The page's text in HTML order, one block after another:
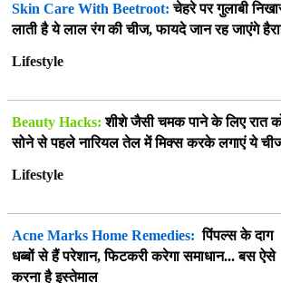
Skin Care With Beetroot: चेहरे पर गुलाबी
लाती है ये लाल रंग की चीज, फायदे जान रह जाएंगे
Lifestyle
Beauty Hacks: शीशे जैसी चमक पाने के लिए रात
सोने से पहले नारियल तेल में मिक्स करके लगाएं ये
Lifestyle
Acne Marks Home Remedies: पिंपल्स के दाग
धब्बों से हैं परेशान, फिटकरी करेगा समाधान... बस ऐसे
करना है इस्तेमाल